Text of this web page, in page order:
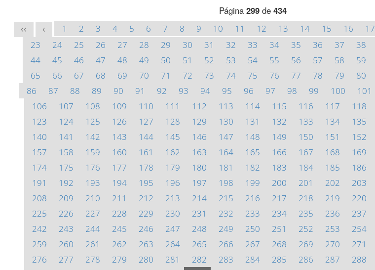
Página 299de 434
<< < 1 2 3 4 5 6 7 8 9 10 11 12 13 14 15 16 17
23
24 25 26 27 28 29 30 31 32 33 34 35 36 37 38
44
45 46 47 48 49 50 51 52 53 54 55 56 57 58 59
65
66 67 68 69 70 71 72 73 74 75 76 77 78 79 80
86
87 88 89 90 91 92 93 94 95 96 97 98 99 100 101
106
107 108 109 110 111 112 113 114 115 116 117 118
123
124 125 126 127 128 129 130 131 132 133 134 135
140
141 142 143 144 145 146 147 148 149 150 151 152
157
158 159 160 161 162 163 164 165 166 167 168 169
174
175 176 177 178 179 180 181 182 183 184 185 186
191
192 193 194 195 196 197 198 199 200 201 202 203
208
209 210 211 212 213 214 215 216 217 218 219 220
225
226 227 228 229 230 231 232 233 234 235 236 237
242
243 244 245 246 247 248 249 250 251 252 253 254
259
260 261 262 263 264 265 266 267 268 269 270 271
276
277 278 279 280 281 282 283 284 285 286 287 288